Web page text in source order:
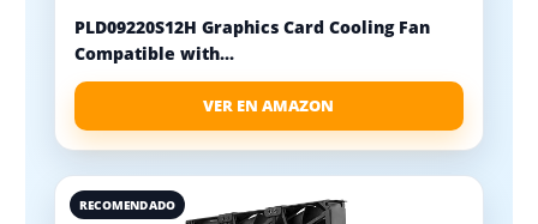
PLD09220S12H Graphics Card Cooling Fan
Compatible with...
VER EN AMAZON
RECOMENDADO